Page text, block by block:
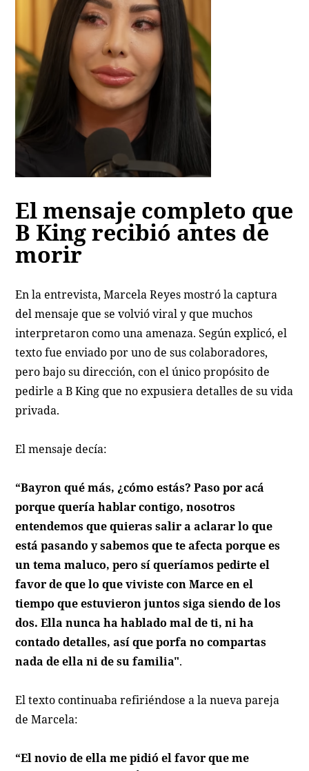
El mensaje completo que
B King recibió antes de
morir
En la entrevista, Marcela Reyes mostró la captura
del mensaje que se volvió viral y que muchos
interpretaron como una amenaza. Según explicó, el
texto fue enviado por uno de sus colaboradores,
pero bajo su dirección, con el único propósito de
pedirle a B King que no expusiera detalles de su vida
privada.
El mensaje decía:
“Bayron qué más, ¿cómo estás? Paso por acá
porque quería hablar contigo, nosotros
entendemos que quieras salir a aclarar lo que
está pasando y sabemos que te afecta porque es
un tema maluco, pero sí queríamos pedirte el
favor de que lo que viviste con Marce en el
tiempo que estuvieron juntos siga siendo de los
dos. Ella nunca ha hablado mal de ti, ni ha
contado detalles, así que porfa no compartas
nada de ella ni de su familia".
El texto continuaba refiriéndose a la nueva pareja
de Marcela:
“El novio de ella me pidió el favor que me